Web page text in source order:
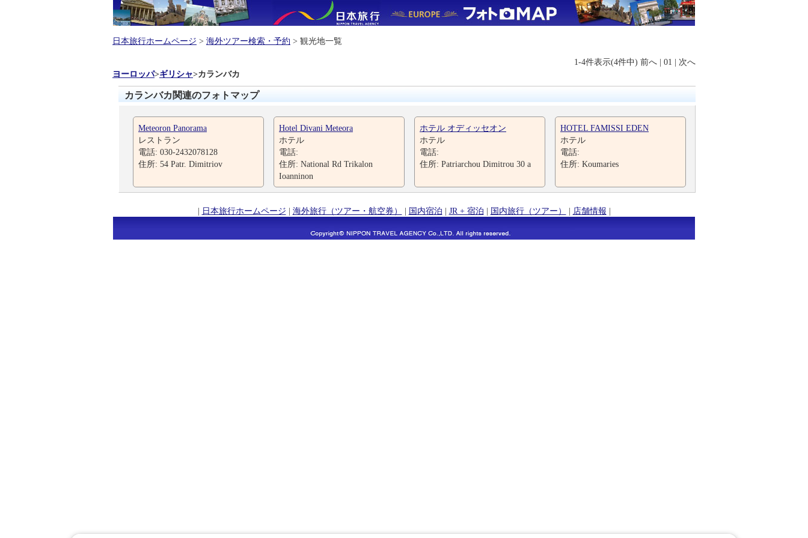
日本旅行ホームページ > 海外ツアー検索・予約 > 観光地一覧
1-4件表示(4件中) 前へ | 01 | 次へ
ヨーロッパ>ギリシャ>カランバカ
カランバカ関連のフォトマップ
Meteoron Panorama
レストラン
電話: 030-2432078128
住所: 54 Patr. Dimitriov
Hotel Divani Meteora
ホテル
電話:
住所: National Rd Trikalon
Ioanninon
ホテル オディッセオン
ホテル
電話:
住所: Patriarchou Dimitrou 30 a
HOTEL FAMISSI EDEN
ホテル
電話:
住所: Koumaries
| 日本旅行ホームページ | 海外旅行（ツアー・航空券） | 国内宿泊 | JR + 宿泊 | 国内旅行（ツアー） | 店舗情報 |